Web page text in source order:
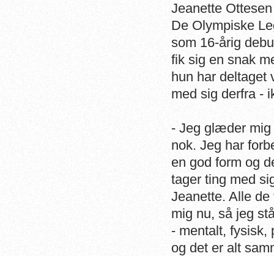
Jeanette
De Olympiske
som 16-årig
fik sig en snak
hun har deltaget
med sig derfra -
- Jeg glæder mig
nok. Jeg har
en god form og
tager ting med
Jeanette. Alle
mig nu, så jeg
- mentalt, fysisk,
og det er alt